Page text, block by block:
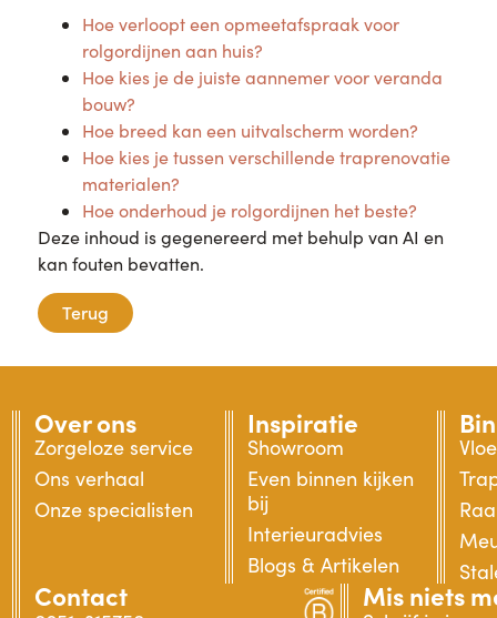
Hoe verloopt een opmeetafspraak voor
rolgordijnen aan huis?
Hoe kies je de juiste aannemer voor veranda
bouw?
Hoe breed kan een uitvalscherm worden?
Hoe kies je tussen verschillende traprenovatie
materialen?
Hoe onderhoud je rolgordijnen het beste?
Deze inhoud is gegenereerd met behulp van AI en
kan fouten bevatten.
Terug
Over ons
Zorgeloze service
Ons verhaal
Onze specialisten
Inspiratie
Showroom
Even binnen kijken
bij
Interieuradvies
Blogs & Artikelen
Contact Mis niets